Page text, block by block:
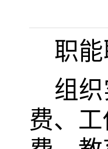
职能
组
费、